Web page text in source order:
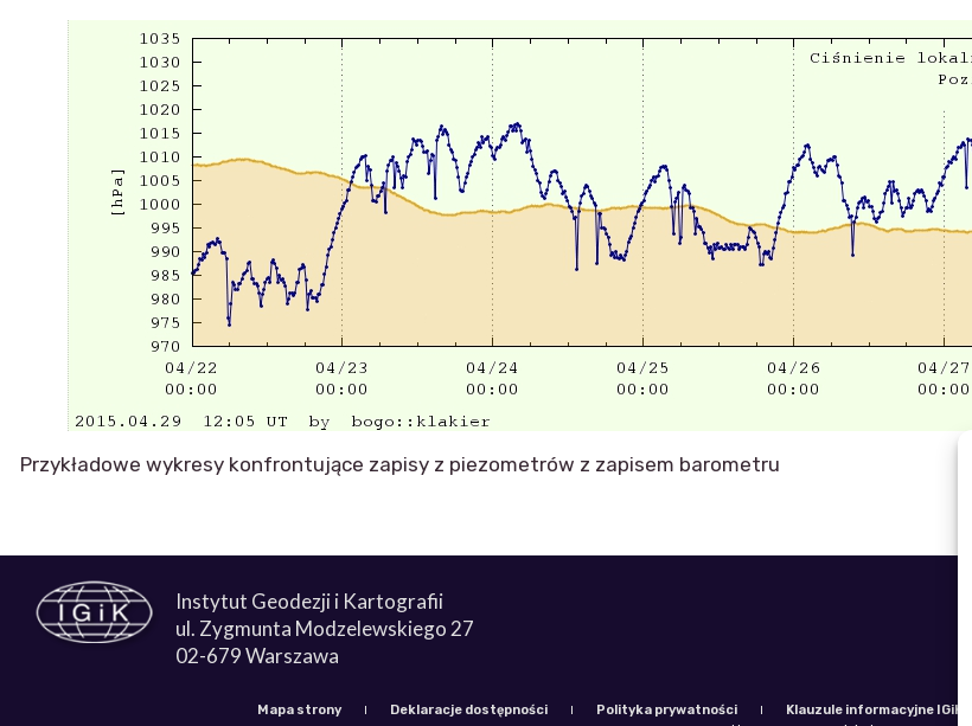
Przykładowe wykresy konfrontujące zapisy z piezometrów z zapisem barometru
Instytut Geodezji i Kartografii
ul. Zygmunta Modzelewskiego 27
02-679 Warszawa
Mapa strony Deklaracje dostępności Polityka prywatności Klauzule informacyjne IGiK